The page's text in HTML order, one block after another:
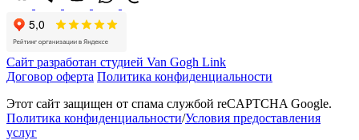
Сайт разработан студией Van Gogh Link
Договор оферта Политика конфиденциальности
Этот сайт защищен от спама службой reCAPTCHA Google.
Политика конфиденциальности/Условия предоставления
услуг